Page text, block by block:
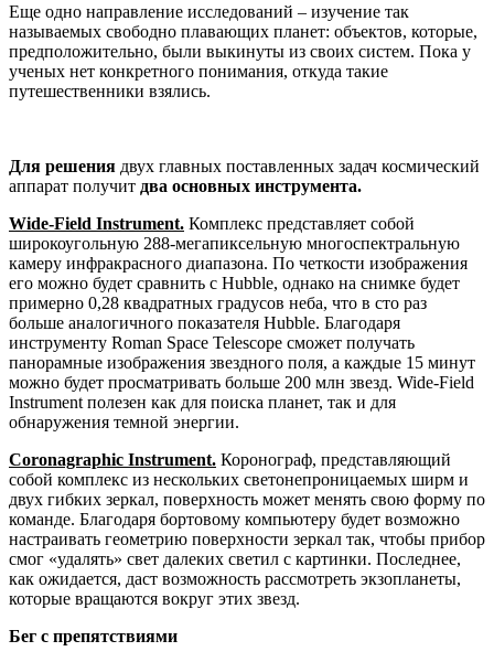
Еще одно направление исследований – изучение так
называемых свободно плавающих планет: объектов, которые,
предположительно, были выкинуты из своих систем. Пока у
ученых нет конкретного понимания, откуда такие
путешественники взялись.
Для решения двух главных поставленных задач космический
аппарат получит два основных инструмента.
Wide-Field Instrument. Комплекс представляет собой
широкоугольную 288-мегапиксельную многоспектральную
камеру инфракрасного диапазона. По четкости изображения
его можно будет сравнить с Hubble, однако на снимке будет
примерно 0,28 квадратных градусов неба, что в сто раз
больше аналогичного показателя Hubble. Благодаря
инструменту Roman Space Telescope сможет получать
панорамные изображения звездного поля, а каждые 15 минут
можно будет просматривать больше 200 млн звезд. Wide-Field
Instrument полезен как для поиска планет, так и для
обнаружения темной энергии.
Coronagraphic Instrument. Коронограф, представляющий
собой комплекс из нескольких светонепроницаемых ширм и
двух гибких зеркал, поверхность может менять свою форму по
команде. Благодаря бортовому компьютеру будет возможно
настраивать геометрию поверхности зеркал так, чтобы прибор
смог «удалять» свет далеких светил с картинки. Последнее,
как ожидается, даст возможность рассмотреть экзопланеты,
которые вращаются вокруг этих звезд.
Бег с препятствиями